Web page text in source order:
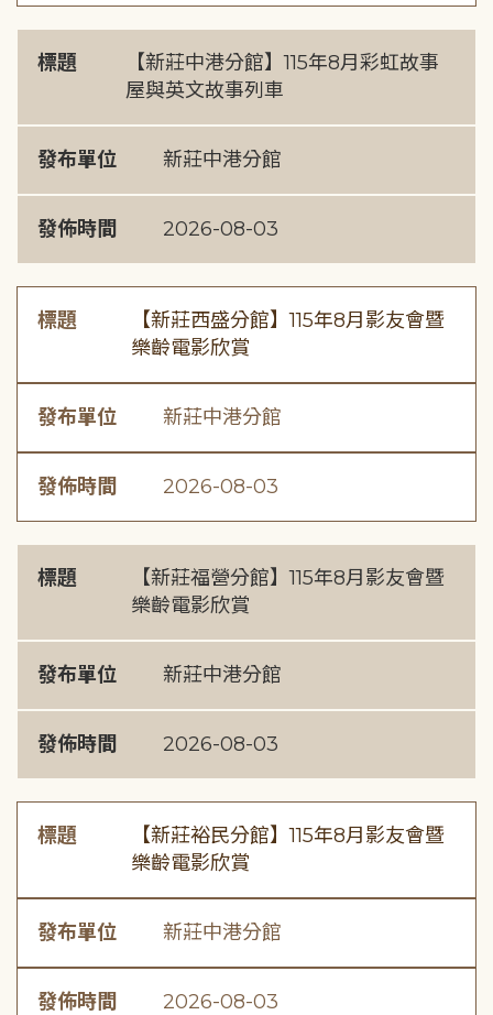
標題
【新莊中港分館】115年8月彩虹故事
屋與英文故事列車
發布單位 新莊中港分館
發佈時間 2026-08-03
標題
【新莊西盛分館】115年8月影友會暨
樂齡電影欣賞
發布單位 新莊中港分館
發佈時間 2026-08-03
標題
【新莊福營分館】115年8月影友會暨
樂齡電影欣賞
發布單位 新莊中港分館
發佈時間 2026-08-03
標題
【新莊裕民分館】115年8月影友會暨
樂齡電影欣賞
發布單位 新莊中港分館
發佈時間 2026-08-03